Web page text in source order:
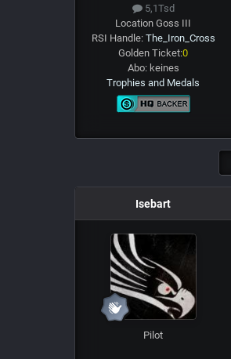
5,1Tsd
LocationGoss III
RSI Handle: The_Iron_Cross
Golden Ticket:0
Abo: keines
Trophies and Medals
Isebart
Pilot